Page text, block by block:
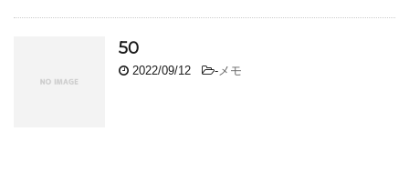
50
2022/09/12 -メモ